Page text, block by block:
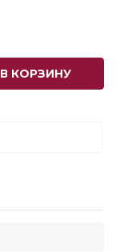
В КОРЗИНУ